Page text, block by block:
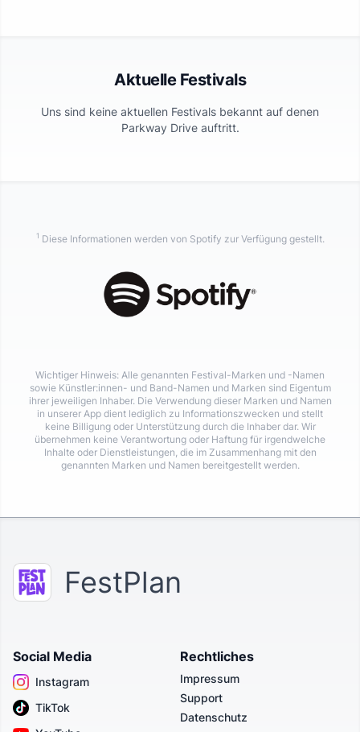
Aktuelle Festivals
Uns sind keine aktuellen Festivals bekannt auf denen
Parkway Driveauftritt.
1 Diese Informationen werden von Spotify zur Verfügung gestellt.
Wichtiger Hinweis: Alle genannten Festival-Marken und -Namen
sowie Künstler:innen- und Band-Namen und Marken sind Eigentum
ihrer jeweiligen Inhaber. Die Verwendung dieser Marken und Namen
in unserer App dient lediglich zu Informationszwecken und stellt
keine Billigung oder Unterstützung durch die Inhaber dar. Wir
übernehmen keine Verantwortung oder Haftung für irgendwelche
Inhalte oder Dienstleistungen, die im Zusammenhang mit den
genannten Marken und Namen bereitgestellt werden.
FestPlan
Social Media
Instagram
TikTok
Rechtliches
Impressum
Support
Datenschutz